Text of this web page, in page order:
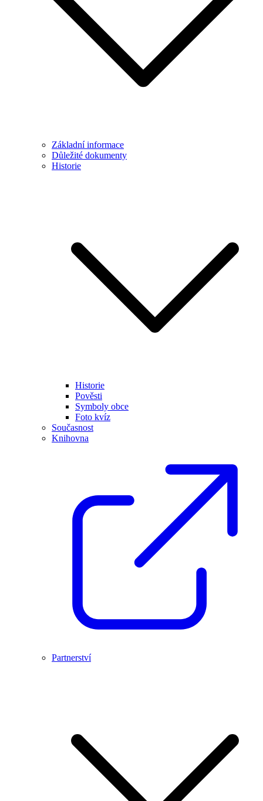
Základní informace
Důležité dokumenty
Historie
Historie
Pověsti
Symboly obce
Foto kvíz
Současnost
Knihovna
Partnerství